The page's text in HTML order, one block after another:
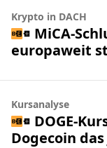
Krypto in DACH
MiCA-
europaweit
Kursanalyse
DOGE-
Dogecoin